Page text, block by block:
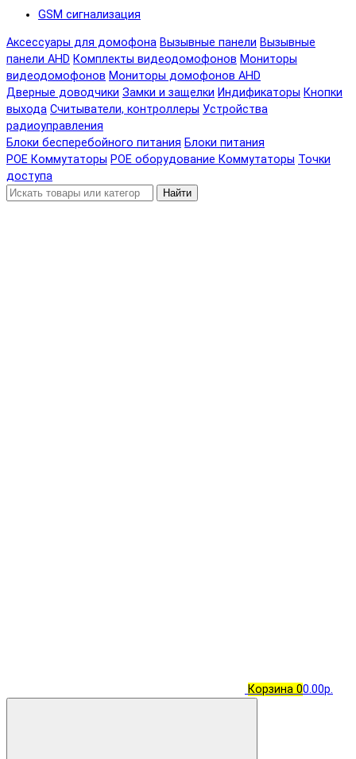
GSM сигнализация
Аксессуары для домофона Вызывные панели Вызывные
панели AHD Комплекты видеодомофонов Мониторы
видеодомофонов Мониторы домофонов AHD
Дверные доводчики Замки и защелки Индификаторы Кнопки
выхода Считыватели, контроллеры Устройства
радиоуправления
Блоки бесперебойного питания Блоки питания
POE Коммутаторы POE оборудование Коммутаторы Точки
доступа
Найти
Корзина 00.00р.